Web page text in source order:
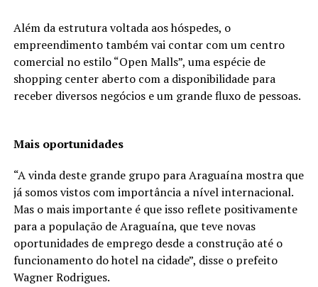
Além da estrutura voltada aos hóspedes, o
empreendimento também vai contar com um centro
comercial no estilo “Open Malls”, uma espécie de
shopping center aberto com a disponibilidade para
receber diversos negócios e um grande fluxo de pessoas.
Mais oportunidades
“A vinda deste grande grupo para Araguaína mostra que
já somos vistos com importância a nível internacional.
Mas o mais importante é que isso reflete positivamente
para a população de Araguaína, que teve novas
oportunidades de emprego desde a construção até o
funcionamento do hotel na cidade”, disse o prefeito
Wagner Rodrigues.